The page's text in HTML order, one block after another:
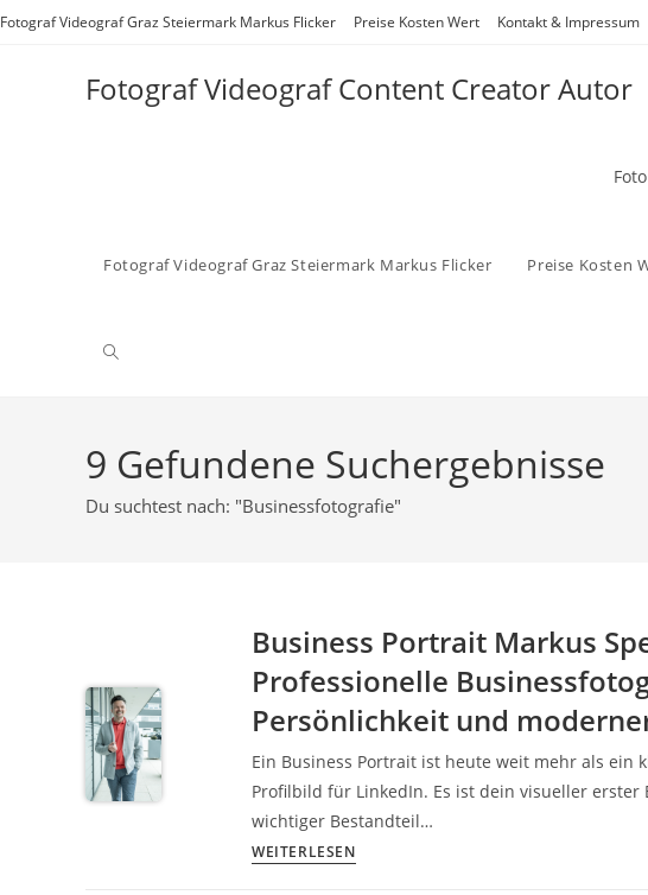
Zum
Fotograf Videograf Graz Steiermark Markus Flicker Preise Kosten Wert Kontakt & Impressum
Fotograf Videograf Content Creator Autor
Fotograf Videograf Graz Steiermark Markus Flicker Preise Kosten
Website-
9 Gefundene Suchergebnisse
Du suchtest nach: "Businessfotografie"
Business Portrait Markus
Professionelle
Persönlichkeit und
Ein Business Portrait ist heute weit mehr als ein
Profilbild für LinkedIn. Es ist dein visueller
wichtiger Bestandteil…
WEITERLESENBusiness